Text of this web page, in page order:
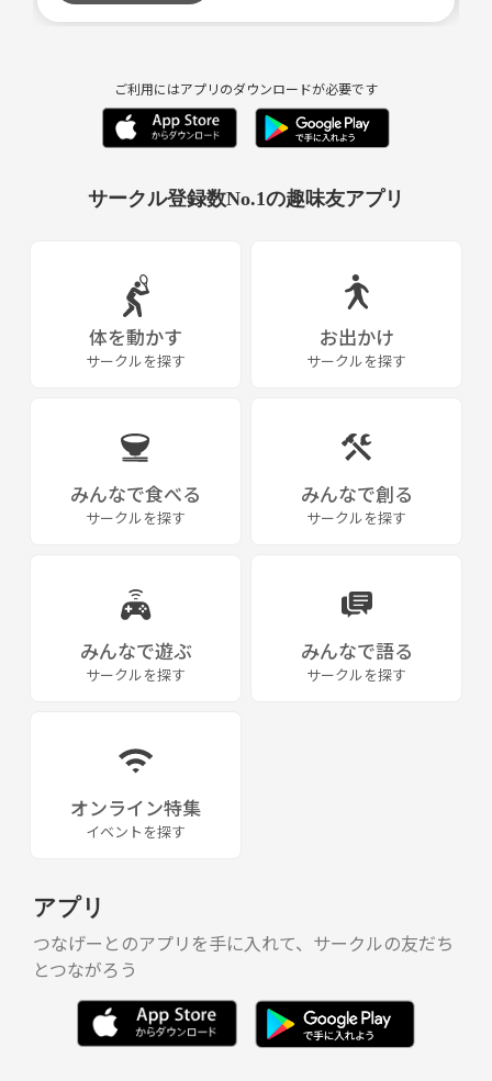
ご利用にはアプリのダウンロードが必要です
サークル登録数No.1の趣味友アプリ
体を動かす
サークルを探す
お出かけ
サークルを探す
みんなで食べる
サークルを探す
みんなで創る
サークルを探す
みんなで遊ぶ
サークルを探す
みんなで語る
サークルを探す
オンライン特集
イベントを探す
アプリ
つなげーとのアプリを手に入れて、サークルの友だち
とつながろう